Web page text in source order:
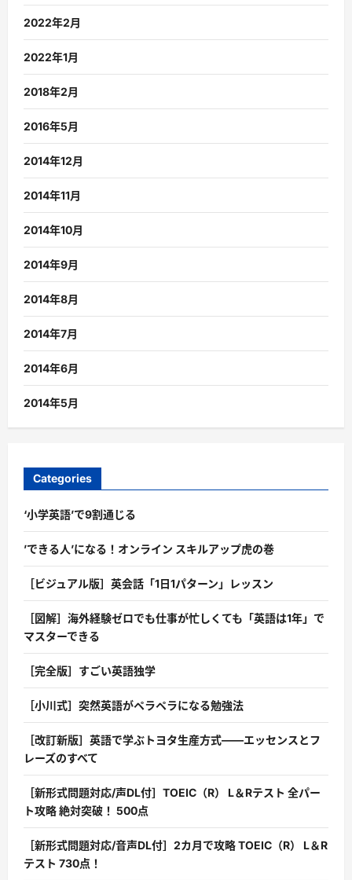
2022年2月
2022年1月
2018年2月
2016年5月
2014年12月
2014年11月
2014年10月
2014年9月
2014年8月
2014年7月
2014年6月
2014年5月
Categories
‘小学英語’で9割通じる
’できる人’になる！オンライン スキルアップ虎の巻
［ビジュアル版］英会話「1日1パターン」レッスン
［図解］海外経験ゼロでも仕事が忙しくても「英語は1年」で
マスターできる
［完全版］すごい英語独学
［小川式］突然英語がペラペラになる勉強法
［改訂新版］英語で学ぶトヨタ生産方式――エッセンスとフ
レーズのすべて
［新形式問題対応/声DL付］TOEIC（R） L＆Rテスト 全パー
ト攻略 絶対突破！ 500点
［新形式問題対応/音声DL付］2カ月で攻略 TOEIC（R） L＆R
テスト 730点！